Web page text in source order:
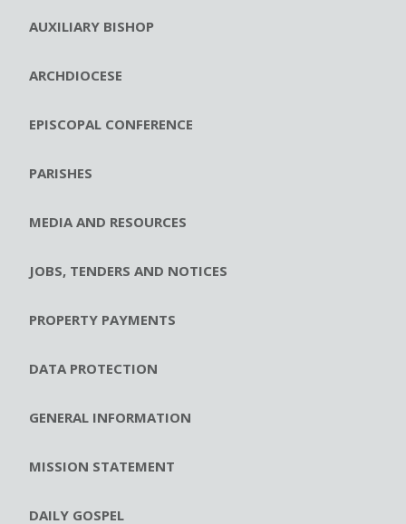
AUXILIARY BISHOP
ARCHDIOCESE
EPISCOPAL CONFERENCE
PARISHES
MEDIA AND RESOURCES
JOBS, TENDERS AND NOTICES
PROPERTY PAYMENTS
DATA PROTECTION
GENERAL INFORMATION
MISSION STATEMENT
DAILY GOSPEL